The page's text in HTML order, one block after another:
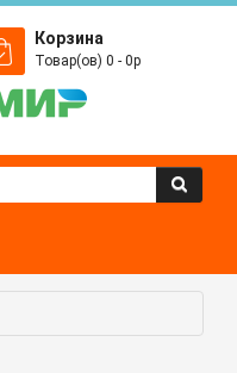
Корзина
Товар(ов) 0 - 0р